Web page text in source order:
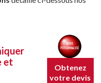
Obtenez
votre devis
et